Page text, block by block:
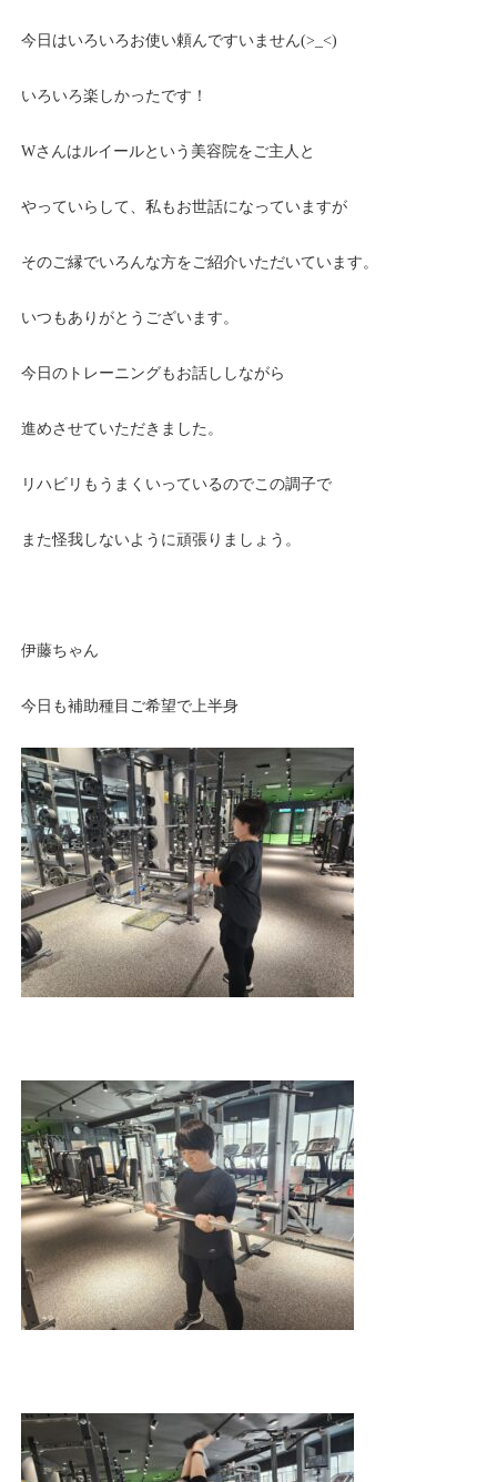
今日はいろいろお使い頼んですいません(>_<)
いろいろ楽しかったです！
Wさんはルイールという美容院をご主人と
やっていらして、私もお世話になっていますが
そのご縁でいろんな方をご紹介いただいています。
いつもありがとうございます。
今日のトレーニングもお話ししながら
進めさせていただきました。
リハビリもうまくいっているのでこの調子で
また怪我しないように頑張りましょう。
伊藤ちゃん
今日も補助種目ご希望で上半身